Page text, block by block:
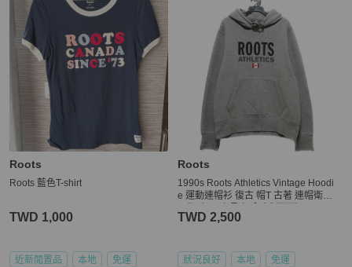
Roots
Roots 藍色T-shirt
TWD 1,000
近新閒置品 本地 免運
Roots
1990s Roots Athletics Vintage Hoodi
e 運動連帽衫 復古 帽T 古著 連帽衛衣
TWD 2,500
狀況良好 本地 免運